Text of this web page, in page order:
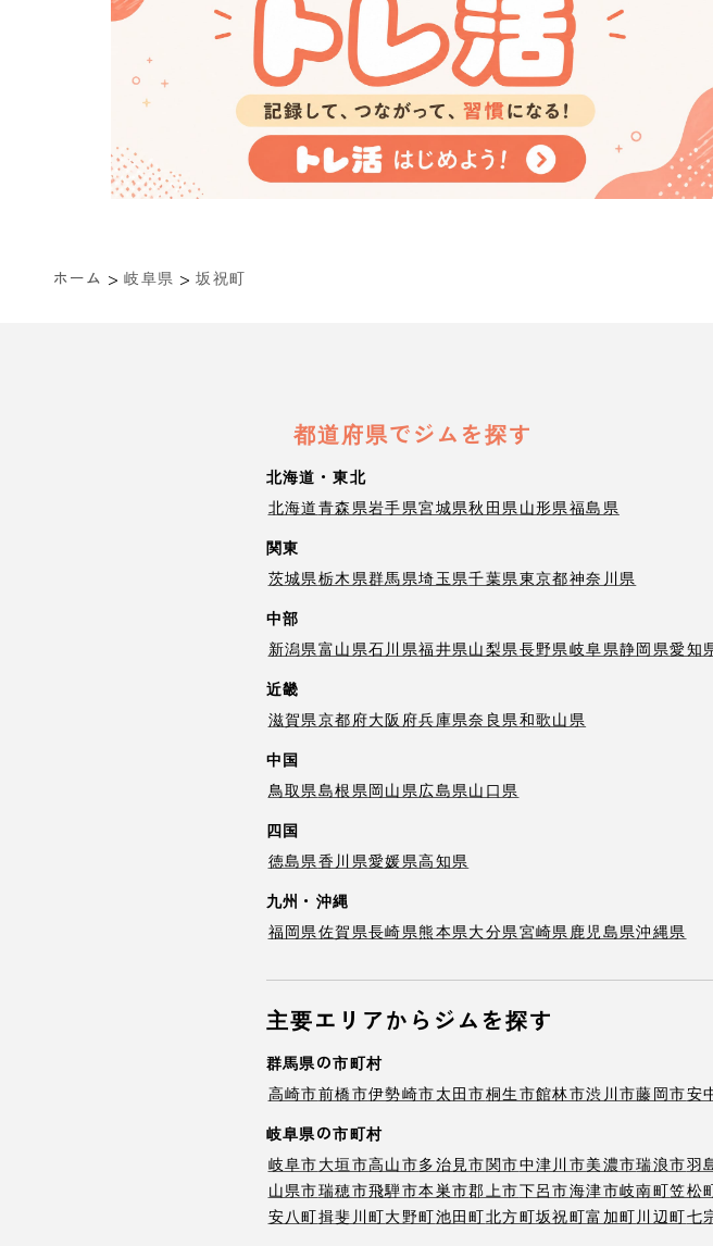
ホーム > 岐阜県 > 坂祝町
都道府県でジムを探す
北海道・東北
北海道青森県岩手県宮城県秋田県山形県福島県
関東
茨城県栃木県群馬県埼玉県千葉県東京都神奈川県
中部
新潟県富山県石川県福井県山梨県長野県岐阜県静岡県愛知
近畿
滋賀県京都府大阪府兵庫県奈良県和歌山県
中国
鳥取県島根県岡山県広島県山口県
四国
徳島県香川県愛媛県高知県
九州・沖縄
福岡県佐賀県長崎県熊本県大分県宮崎県鹿児島県沖縄県
主要エリアからジムを探す
群馬県の市町村
高崎市前橋市伊勢崎市太田市桐生市館林市渋川市藤岡市安
岐阜県の市町村
岐阜市大垣市高山市多治見市関市中津川市美濃市瑞浪市羽
山県市瑞穂市飛騨市本巣市郡上市下呂市海津市岐南町笠松
安八町揖斐川町大野町池田町北方町坂祝町富加町川辺町七